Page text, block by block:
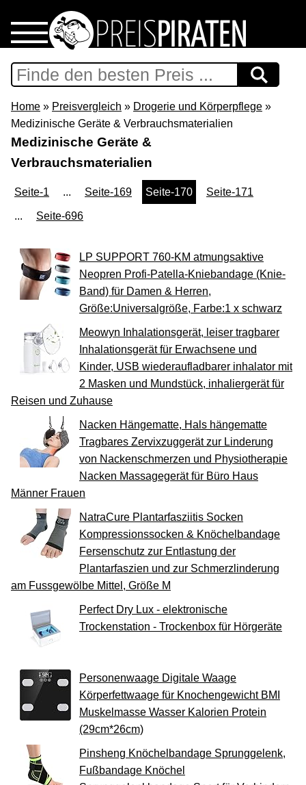
Home
Download
Preispiraten auf Facebook
Support & Newsletter
Presse
Datenschutz
Impressum
Home » Preisvergleich » Drogerie und Körperpflege »
Medizinische Geräte & Verbrauchsmaterialien
Medizinische Geräte &
Verbrauchsmaterialien
Seite-1 ... Seite-169 Seite-170 Seite-171
... Seite-696
LP SUPPORT 760-KM atmungsaktive
Neopren Profi-Patella-Kniebandage (Knie-
Band) für Damen & Herren,
Größe:Universalgröße, Farbe:1 x schwarz
Meowyn Inhalationsgerät, leiser tragbarer
Inhalationsgerät für Erwachsene und
Kinder, USB wiederaufladbarer inhalator mit
2 Masken und Mundstück, inhaliergerät für
Reisen und Zuhause
Nacken Hängematte, Hals hängematte
Tragbares Zervixzuggerät zur Linderung
von Nackenschmerzen und Physiotherapie
Nacken Massagegerät für Büro Haus
Männer Frauen
NatraCure Plantarfasziitis Socken
Kompressionssocken & Knöchelbandage
Fersenschutz zur Entlastung der
Plantarfaszien und zur Schmerzlinderung
am Fussgewölbe Mittel, Größe M
Perfect Dry Lux - elektronische
Trockenstation - Trockenbox für Hörgeräte
Personenwaage Digitale Waage
Körperfettwaage für Knochengewicht BMI
Muskelmasse Wasser Kalorien Protein
(29cm*26cm)
Pinsheng Knöchelbandage Sprunggelenk,
Fußbandage Knöchel